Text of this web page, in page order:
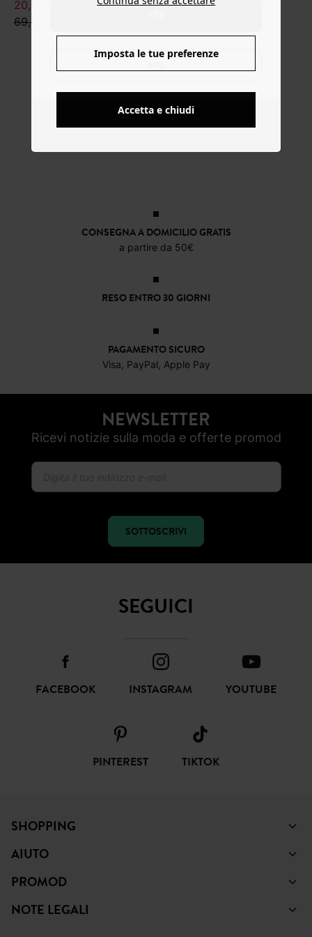
20,99 €
69,99 €
CONSEGNA A DOMICILIO GRATIS
a partire da 50€
RESO ENTRO 30 GIORNI
PAGAMENTO SICURO
Visa, PayPal, Apple Pay
NEWSLETTER
Ricevi notizie sulla moda e offerte promod
SOTTOSCRIVI
SEGUICI
FACEBOOK INSTAGRAM YOUTUBE
PINTEREST TIKTOK
SHOPPING
AIUTO
PROMOD
NOTE LEGALI
Imposta le tue preferenze
Accetta e chiudi